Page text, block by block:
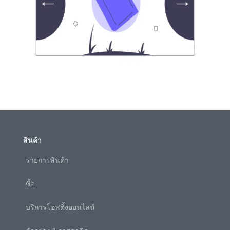
สินค้า
รายการสินค้า
ซื้อ
บริการโฮสติ้งออนไลน์